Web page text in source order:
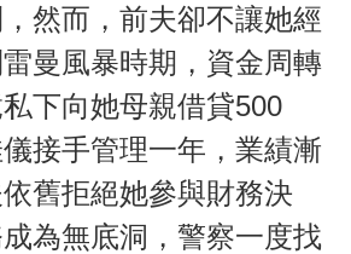
然而，前夫卻不讓她經
曼風暴時期，資金周轉
下向她母親借貸500
接手管理一年，業績漸
舊拒絕她參與財務決
為無底洞，警察一度找